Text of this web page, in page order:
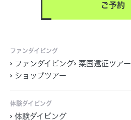
ご予約
ファンダイビング
ファンダイビング 粟国遠征ツアー
ショップツアー
体験ダイビング
体験ダイビング